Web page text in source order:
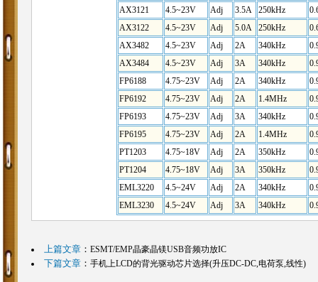
AX3121
4.5~23V Adj 3.5A 250kHz
AX3122
4.5~23V Adj 5.0A 250kHz
AX3482
4.5~23V Adj 2A 340kHz
AX3484
4.5~23V Adj 3A 340kHz
FP6188
4.75~23V Adj 2A 340kHz
FP6192
4.75~23V Adj 2A 1.4MHz
FP6193
4.75~23V Adj 3A 340kHz
FP6195
4.75~23V Adj 2A 1.4MHz
PT1203
4.75~18V Adj 2A 350kHz
PT1204
4.75~18V Adj 3A 350kHz
EML3220
4.5~24V Adj 2A 340kHz
EML3230
4.5~24V Adj 3A 340kHz
上篇文章： ESMT/EMP晶豪晶镁USB音频功放IC
下篇文章： 手机上LCD的背光驱动芯片选择(升压DC-DC,电荷泵,线性)